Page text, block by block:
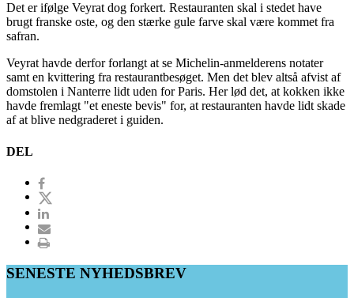
Det er ifølge Veyrat dog forkert. Restauranten skal i stedet have
brugt franske oste, og den stærke gule farve skal være kommet fra
safran.
Veyrat havde derfor forlangt at se Michelin-anmelderens notater
samt en kvittering fra restaurantbesøget. Men det blev altså afvist af
domstolen i Nanterre lidt uden for Paris. Her lød det, at kokken ikke
havde fremlagt "et eneste bevis" for, at restauranten havde lidt skade
af at blive nedgraderet i guiden.
DEL
SENESTE NYHEDSBREV